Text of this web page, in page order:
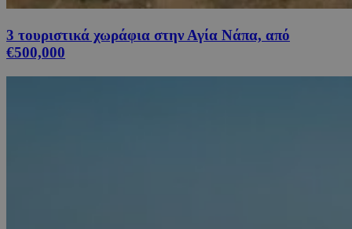
3 τουριστικά χωράφια στην Αγία Νάπα, από
€500,000